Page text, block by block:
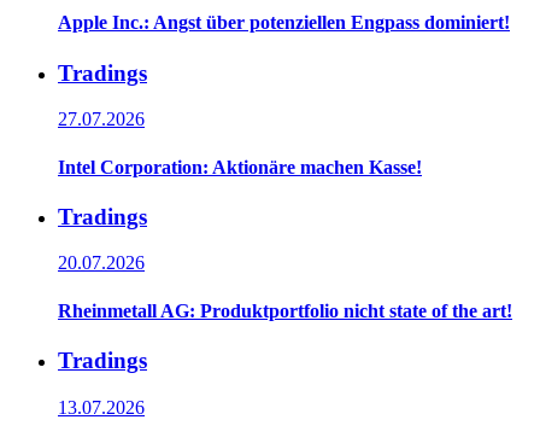
Apple Inc.: Angst über potenziellen Engpass dominiert!
Tradings
27.07.2026
Intel Corporation: Aktionäre machen Kasse!
Tradings
20.07.2026
Rheinmetall AG: Produktportfolio nicht state of the art!
Tradings
13.07.2026